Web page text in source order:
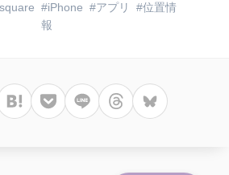
iPhone アプリ
位置情
報